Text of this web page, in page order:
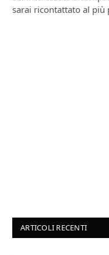
sarai ricontattato al più
ARTICOLI RECENTI